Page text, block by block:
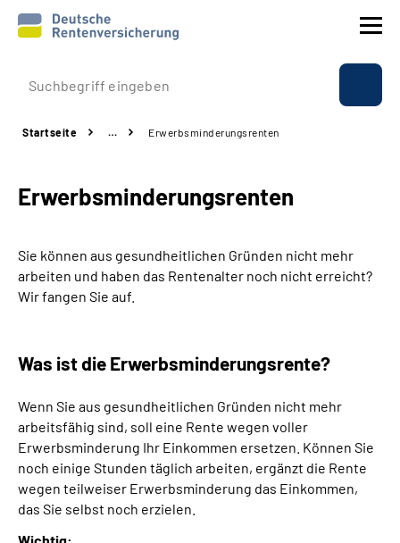
Prävention
Rente
Beratung & Kontakt
Experten
Suche
Language
Inhalte in Gebärdensprache (DGS)
Startseite … Erwerbsminderungsrenten
­Erwerbsminderungs­renten
Sie können aus gesundheitlichen Gründen nicht mehr
arbeiten und haben das Rentenalter noch nicht erreicht?
Wir fangen Sie auf.
Was ist die Erwerbsminderungs­rente?
Wenn Sie aus gesundheitlichen Gründen nicht mehr
arbeitsfähig sind, soll eine Rente wegen voller
Erwerbsminderung Ihr Einkommen ersetzen. Können Sie
noch einige Stunden täglich arbeiten, ergänzt die Rente
wegen teilweiser Erwerbsminderung das Einkommen,
das Sie selbst noch erzielen.